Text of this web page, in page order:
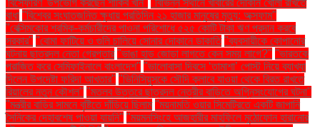
বাধা "বিশ্বের সংঘাতজনিত ক্ষুধায় প্রতিদিন ২১ হাজার মানুষের মৃত্যু: অক্সফাম"
"বেক্সিমকোর শ্রমিক-কর্মচারীদের পাওনা পরিশোধে ৫২৫ কোটি টাকা ঋণ প্রদান করবে
সরকার" "বোমা ফাটিয়ে ও গুলি চালিয়ে সোনার দোকানে ডাকাতি "ব্যবসায়ীকে কোপানোর
ঘটনায় ছাত্রদল নেতা গ্রেপ্তার "ভাঙা হাড় জোড়া লাগতে কেন সময় লাগে?" "ভারতকে
পরাজিত করে সেমিফাইনালে বাংলাদেশ" "ভালোবাসা দিবসে ‘তামাশা’ পোস্ট নিয়ে ব্যাখ্যা
দিলেন উপদেষ্টা ফরিদা আখতার" "ভিনিসিয়ুসকে সৌদি ক্লাবে যাওয়া থেকে বিরত রাখতে
রিয়ালের নতুন কৌশল" "মতলব উত্তরে ছাত্রদল নেত্রীর বাড়িতে অগ্নিসংযোগের ঘটনা"
"মন্ত্রীর বাড়ির সামনে বৃষ্টিতে দাঁড়িয়ে ছিলাম "ময়নামতি ওয়ার সিমেট্রিতে একটি জাপানি
সৈনিকের দেহাবশেষ পাওয়া যায়নি" "ময়মনসিংহে আজহারীর মাহফিলে মুঠোফোন হারানোর